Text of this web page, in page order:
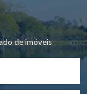
de imóveis